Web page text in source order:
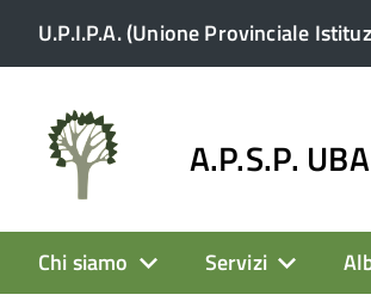
U.P.I.P.A. (Unione Provinciale
A.P.S.P.
Chi siamo Servizi